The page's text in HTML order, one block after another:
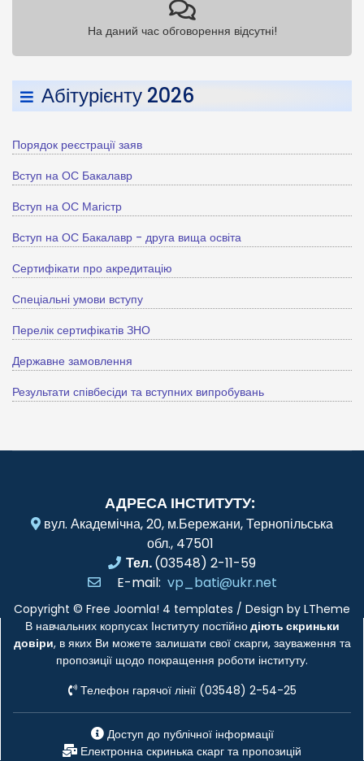
На даний час обговорення відсутні!
Абітурієнту 2026
Порядок реєстрації заяв
Вступ на ОС Бакалавр
Вступ на ОС Магістр
Вступ на ОС Бакалавр - друга вища освіта
Сертифікати про акредитацію
Спеціальні умови вступу
Перелік сертифікатів ЗНО
Державне замовлення
Результати співбесіди та вступних випробувань
АДРЕСА ІНСТИТУТУ:
вул. Академічна, 20, м.Бережани, Тернопільська
обл., 47501
Тел.(03548) 2-11-59
E-mail: vp_bati@ukr.net
Copyright © Free Joomla! 4 templates / Design by LTheme
В навчальних корпусах Інституту постійнодіють скриньки
довіри, в яких Ви можете залишати свої скарги, зауваження та
пропозиції щодо покращення роботи інституту.
Телефон гарячої лінії (03548) 2-54-25
Доступ до публічної інформації
Електронна скринька скарг та пропозицій